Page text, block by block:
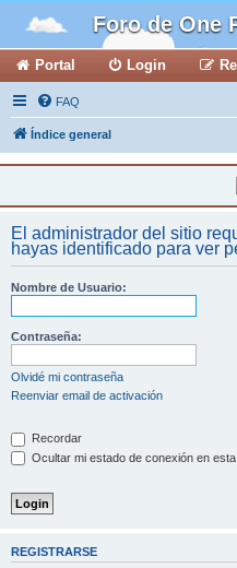
Foro de One
Portal Login
FAQ
Índice general
El administrador del sitio
hayas identificado para ver
Nombre de Usuario:
Contraseña:
Olvidé mi contraseña
Reenviar email de activación
Recordar
Ocultar mi estado de conexión en
REGISTRARSE